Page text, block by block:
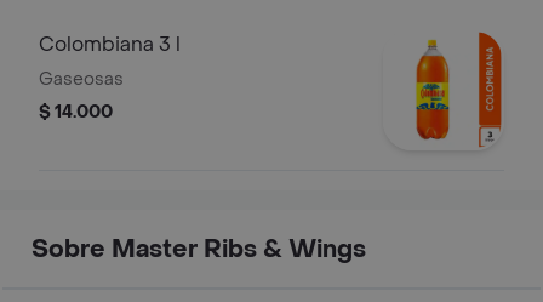
Colombiana 3 l
Gaseosas
$ 14.000
Sobre Master Ribs & Wings